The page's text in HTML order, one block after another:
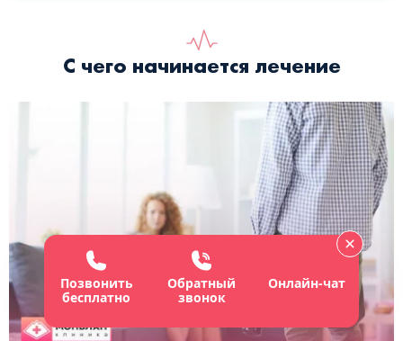
С чего начинается лечение
Позвонить
бесплатно
Обратный
звонок
Онлайн-чат